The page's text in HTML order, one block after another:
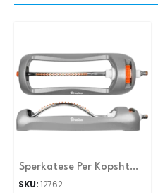
Sperkatese Per Kopsht
WL-Z24
SKU:12762